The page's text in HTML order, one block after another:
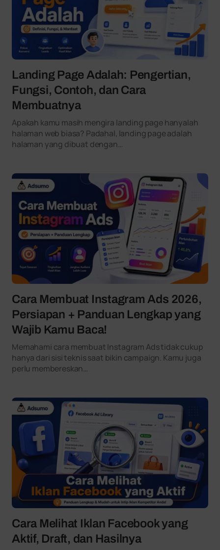
Landing Page Adalah: Pengertian,
Fungsi, Contoh, dan Cara
Membuatnya
Apakah kamu masih mengira landing page hanyalah
halaman web biasa? Padahal, landing page adalah
halaman yang dibuat dengan…
Cara Membuat Instagram Ads 2026,
Persiapan + Panduan Lengkap yang
Wajib Kamu Baca!
Memahami cara membuat Instagram Ads tidak cukup
hanya dari sisi teknis saat bikin campaign. Kamu juga
perlu membereskan…
Cara Melihat Iklan Facebook yang
Aktif, Draft, dan Hasilnya